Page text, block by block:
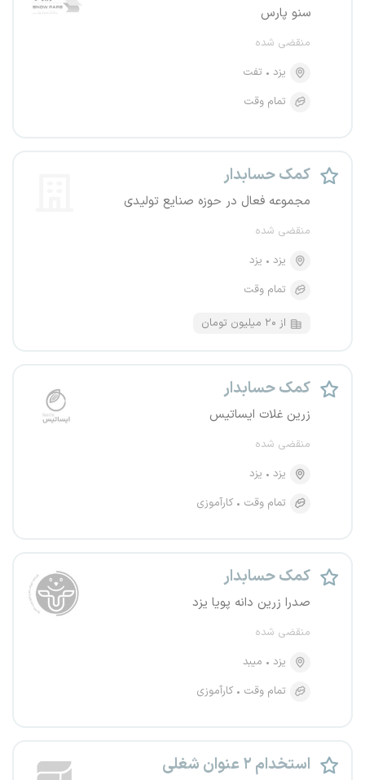
سنو پارس
منقضی شده
یزد
تفت
تمام وقت
کمک حسابدار
مجموعه فعال در حوزه صنایع تولیدی
منقضی شده
یزد
یزد
تمام وقت
از ۲۰ میلیون تومان
کمک حسابدار
زرین غلات ایساتیس
منقضی شده
یزد
یزد
تمام وقت
کارآموزی
کمک حسابدار
صدرا زرین دانه پویا یزد
منقضی شده
یزد
میبد
تمام وقت
کارآموزی
استخدام ۲ عنوان شغلی